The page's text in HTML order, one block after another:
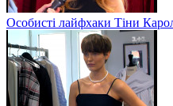
Особисті лайфхаки Тіни